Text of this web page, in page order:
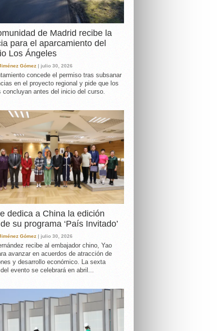
de Madrid recibe la
para el aparcamiento del
Los Ángeles
Gómez | julio 30, 2026
concede el permiso tras subsanar
en el proyecto regional y pide que los
concluyan antes del inicio del curso.
dedica a China la edición
su programa ‘País Invitado’
Gómez | julio 30, 2026
recibe al embajador chino, Yao
avanzar en acuerdos de atracción de
y desarrollo económico. La sexta
evento se celebrará en abril...